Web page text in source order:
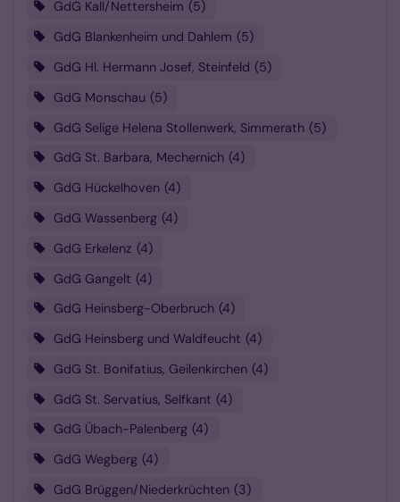
GdG Kall/Nettersheim
5
GdG Blankenheim und Dahlem 5
GdG Hl. Hermann Josef, Steinfeld 5
GdG Monschau 5
GdG Selige Helena Stollenwerk, Simmerath 5
GdG St. Barbara, Mechernich 4
GdG Hückelhoven 4
GdG Wassenberg 4
GdG Erkelenz 4
GdG Gangelt 4
GdG Heinsberg-Oberbruch 4
GdG Heinsberg und Waldfeucht 4
GdG St. Bonifatius, Geilenkirchen 4
GdG St. Servatius, Selfkant 4
GdG Übach-Palenberg 4
GdG Wegberg 4
GdG Brüggen/Niederkrüchten 3